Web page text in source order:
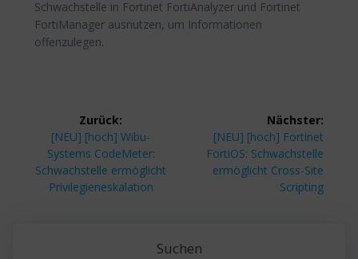
Schwachstelle in Fortinet FortiAnalyzer und Fortinet
FortiManager ausnutzen, um Informationen
offenzulegen.
Beitragsnavigation
Zurück:
Vorheriger
Beitrag:
[NEU] [hoch] Wibu-
Systems CodeMeter:
Schwachstelle ermöglicht
Privilegieneskalation
Nächster:
Nächster
Beitrag:
[NEU] [hoch] Fortinet
FortiOS: Schwachstelle
ermöglicht Cross-Site
Scripting
Suchen